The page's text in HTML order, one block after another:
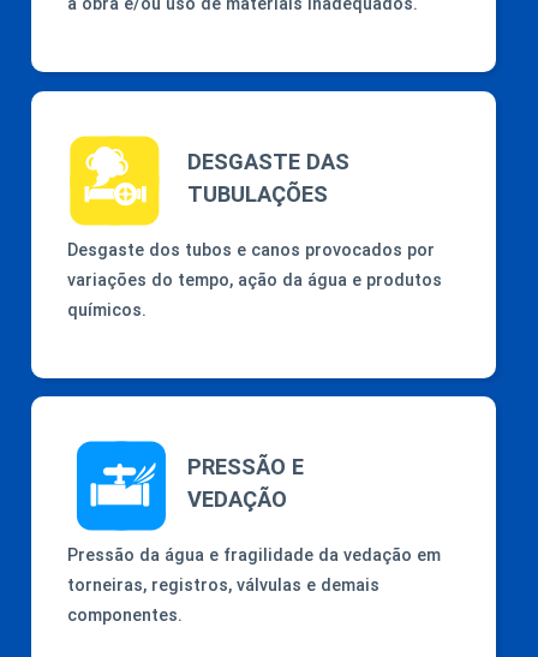
DESGASTE DAS
TUBULAÇÕES
Desgaste dos tubos e canos provocados por
variações do tempo, ação da água e produtos
químicos.
PRESSÃO E
VEDAÇÃO
Pressão da água e fragilidade da vedação em
torneiras, registros, válvulas e demais
componentes.